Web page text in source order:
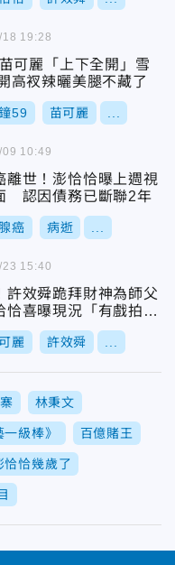
可麗「上下全開」雪
衩辣曬美腿不藏了
59 苗可麗
19:28
離世！澎恰恰曝上週視
認因債務已斷聯2年
癌 病逝
10:49
許效舜跪拜財神為師父
喜曝現況「有戲拍
麗 許效舜
15:40
林秉文
一級棒》 百億賭王
恰恰幾歲了